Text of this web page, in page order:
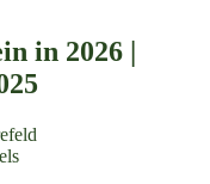
in 2026 |